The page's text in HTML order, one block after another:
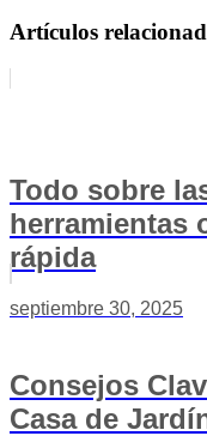
Artículos
Todo sobre
herramientas
rápida
septiembre 30, 2025
Consejos
Casa de